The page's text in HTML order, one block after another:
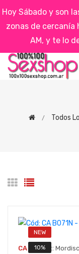
Hoy Sábado y son
zonas de cercanía
AM, y te lo
Todos
NEW
10%
CA B071N ::